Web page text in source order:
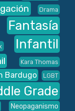
Drama
Fantasía
Infantil
Kara Thomas
Bardugo LGBT
Grade
Neopaganismo